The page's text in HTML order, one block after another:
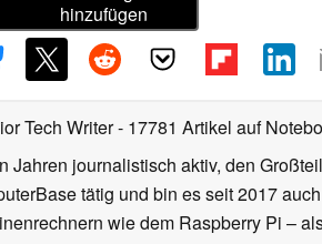
hinzufügen
Tech Writer- 17781 Artikel auf
Jahren journalistisch aktiv, den
tätig und bin es seit 2017
wie dem Raspberry Pi –